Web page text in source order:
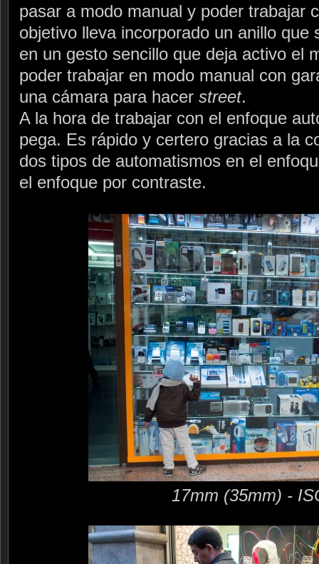
pasar a modo manual y poder trabajar
objetivo lleva incorporado un anillo que
en un gesto sencillo que deja activo el
poder trabajar en modo manual con
una cámara para hacer street.
A la hora de trabajar con el enfoque
pega. Es rápido y certero gracias a la
dos tipos de automatismos en el
el enfoque por contraste.
17mm (35mm) -